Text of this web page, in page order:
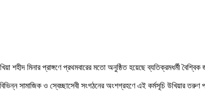
মিনার প্রাঙ্গণে প্রথমবারের মতো অনুষ্ঠিত হয়েছে ব্যতিক্রমধর্মী
ও স্বেচ্ছাসেবী সংগঠনের অংশগ্রহণে এই কর্মসূচি উখিয়ার তরুণ